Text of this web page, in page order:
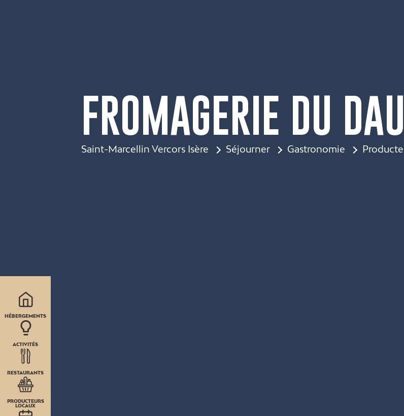
FROMAGERIE DU
Saint-Marcellin Vercors Isère Séjourner Gastronomie
HÉBERGEMENTS
ACTIVITÉS
RESTAURANTS
PRODUCTEURS
LOCAUX